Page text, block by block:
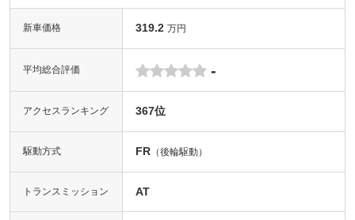
新車価格 319.2 万円
平均総合評価 -
アクセスランキング 367位
駆動方式 FR （後輪駆動）
トランスミッション AT